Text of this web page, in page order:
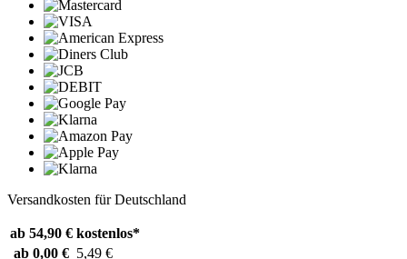
Versandkosten für Deutschland
ab 54,90 € kostenlos*
ab 0,00 € 5,49 €